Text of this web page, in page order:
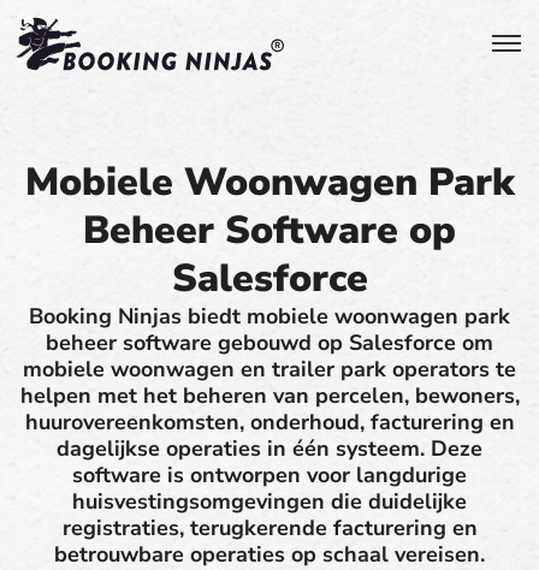
Mobiele Woonwagen Park
Beheer Software op
Salesforce
Booking Ninjas biedt mobiele woonwagen park
beheer software gebouwd op Salesforce om
mobiele woonwagen en trailer park operators te
helpen met het beheren van percelen, bewoners,
huurovereenkomsten, onderhoud, facturering en
dagelijkse operaties in één systeem. Deze
software is ontworpen voor langdurige
huisvestingsomgevingen die duidelijke
registraties, terugkerende facturering en
betrouwbare operaties op schaal vereisen.